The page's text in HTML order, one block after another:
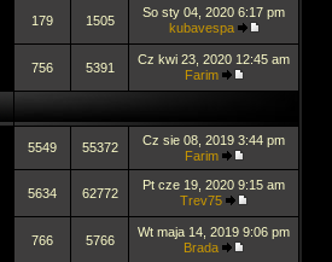
179 1505
So sty 04, 2020 6:17 pm
kubavespa
756 5391
Cz kwi 23, 2020 12:45 am
Farim
5549 55372
Cz sie 08, 2019 3:44 pm
Farim
5634 62772
Pt cze 19, 2020 9:15 am
Trev75
766 5766
Wt maja 14, 2019 9:06 pm
Brada